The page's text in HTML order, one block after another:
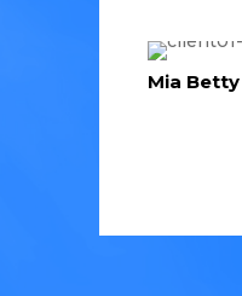
Mia Betty